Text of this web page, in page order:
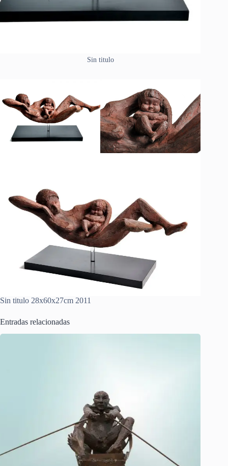
Sin titulo
Sin titulo 28x60x27cm 2011
Entradas relacionadas